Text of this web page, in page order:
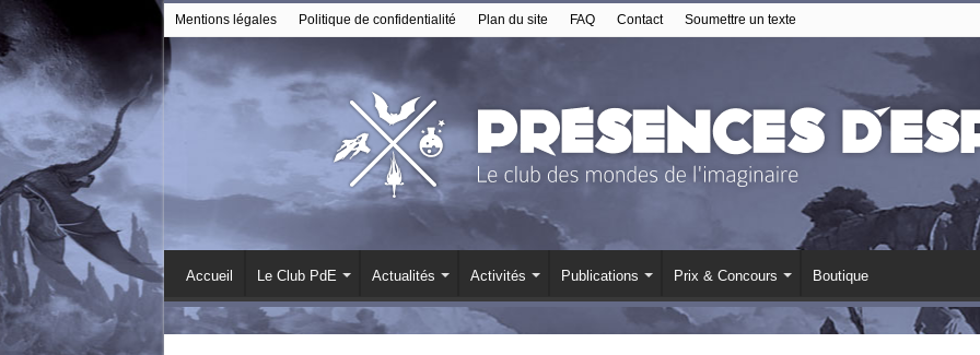
Mentions légales Politique de confidentialité Plan du site FAQ Contact Soumettre un texte
Accueil Le Club PdE Actualités Activités Publications Prix & Concours Boutique